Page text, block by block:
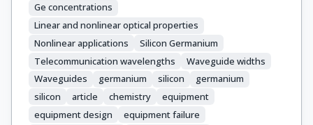
Ge concentrations
Linear and nonlinear optical properties
Nonlinear applications
Silicon Germanium
Telecommunication wavelengths
Waveguide widths
Waveguides
germanium silicon
germanium
silicon
article chemistry
equipment
equipment design
equipment failure